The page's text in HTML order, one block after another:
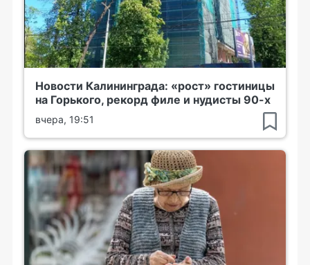
Новости Калининграда: «рост» гостиницы
на Горького, рекорд филе и нудисты 90-х
вчера, 19:51